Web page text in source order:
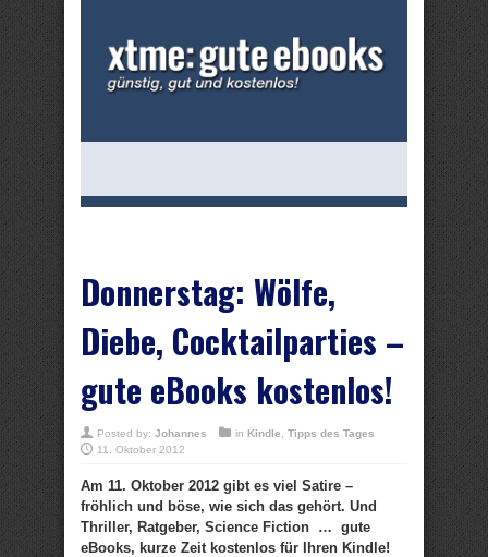
Donnerstag: Wölfe,
Diebe, Cocktailparties –
gute eBooks kostenlos!
Posted by: Johannes in Kindle
Tipps des Tages
11. Oktober 2012
Am 11. Oktober 2012 gibt es viel Satire –
fröhlich und böse, wie sich das gehört. Und
Thriller, Ratgeber, Science Fiction … gute
eBooks, kurze Zeit kostenlos für Ihren Kindle!